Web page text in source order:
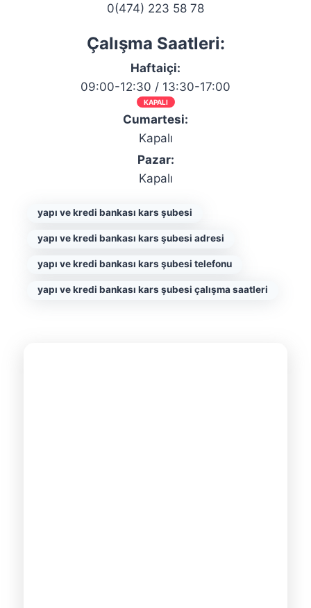
0(474) 223 58 78
Çalışma Saatleri:
Haftaiçi:
09:00-12:30 / 13:30-17:00
KAPALI
Cumartesi:
Kapalı
Pazar:
Kapalı
yapı ve kredi bankası kars şubesi
yapı ve kredi bankası kars şubesi adresi
yapı ve kredi bankası kars şubesi telefonu
yapı ve kredi bankası kars şubesi çalışma saatleri